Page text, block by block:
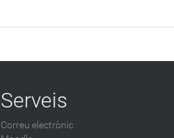
Serveis
Correu electrònic